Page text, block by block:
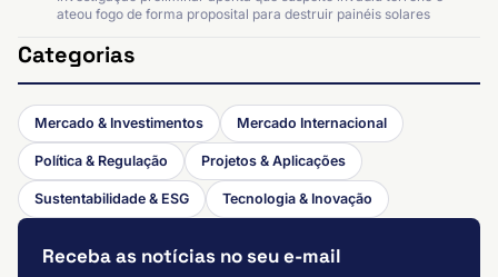
ateou fogo de forma proposital para destruir painéis solares
Categorias
Mercado & Investimentos Mercado Internacional
Política & Regulação Projetos & Aplicações
Sustentabilidade & ESG Tecnologia & Inovação
Receba as notícias no seu e-mail